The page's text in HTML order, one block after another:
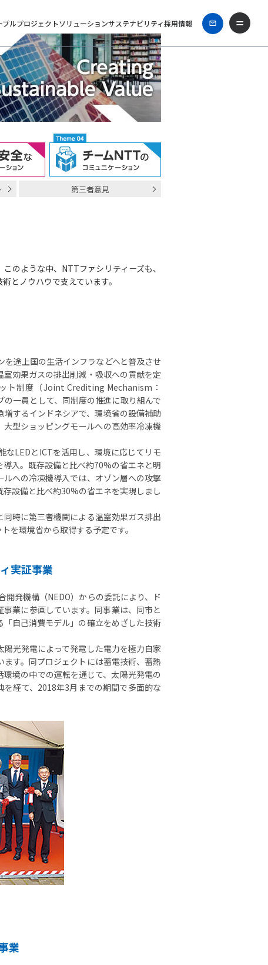
プルプロジェクトソリューションサステナビリティ採用情報
第三者意見
のような中、NTTファシリティーズも、
とノウハウで支えています。
途上国の生活インフラなどへと普及させ
効果ガスの排出削減・吸収への貢献を定
ト制度（Joint Crediting Mechanism：
一員として、同制度の推進に取り組んで
するインドネシアで、環境省の設備補助
型ショッピングモールへの高効率冷凍機
なLEDとICTを活用し、環境に応じてリモ
入。既存設備と比べ約70%の省エネと明
への冷凍機導入では、オゾン層への攻撃
設備と比べ約30%の省エネを実現しまし
時に第三者機関による温室効果ガス排出
を環境省から取得する予定です。
実証事業
発機構（NEDO）からの委託により、ド
業に参画しています。同事業は、同市と
自己消費モデル」の確立をめざした技術
光発電によって発電した電力を極力自家
す。同プロジェクトには蓄電技術、蓄熱
境の中での運転を通じて、太陽光発電の
を経て、2018年3月までの期間で多面的な
業